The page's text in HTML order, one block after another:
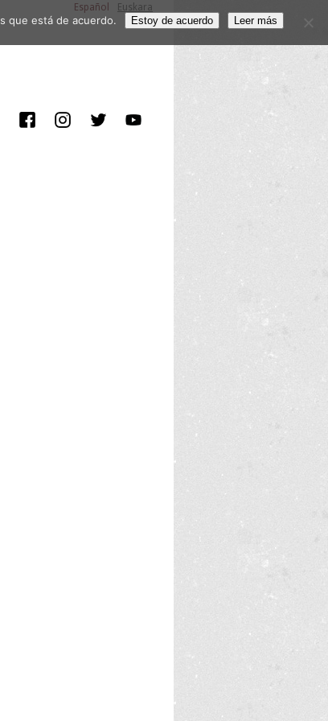
Español Euskara
que está de acuerdo. Estoy de acuerdo Leer más